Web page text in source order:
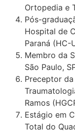
Ortopedia e
Pós-
Hospital de
Paraná (HC-
Membro da
São Paulo,
Preceptor
Ramos
Estágio em
Total do